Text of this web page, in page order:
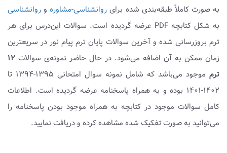
به صورت کاملاً طبقه‌بندی شده برای روانشناسی-مشاورهو روانشناسی
به شکل کتابچه PDF عرضه گردیده است. سوالات این‌درس برای هر
ترم بروزرسانی شده و آخرین سوالات پایان ترم پیام نور در سریعترین
زمان ممکن به آن اضافه می‌شود. در حال حاضر نمونه‌ی سوالات ۱۲
ترم
موجود می‌باشد که شامل نمونه سوال امتحانی ۱۳۹۵-۱۳۹۴ تا
۱۴۰۲-۱۴۰۱ بوده و به همراه پاسخنامه عرضه گردیده است. اطلاعات
کامل سوالات موجود در کتابچه به همراه موجود بودن پاسخنامه را
می‌توانید به صورت تفکیک شده مشاهده کرده و دریافت نمایید.